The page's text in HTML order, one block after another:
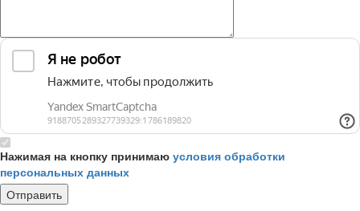
Нажимая на кнопку принимаю условия обработки
персональных данных